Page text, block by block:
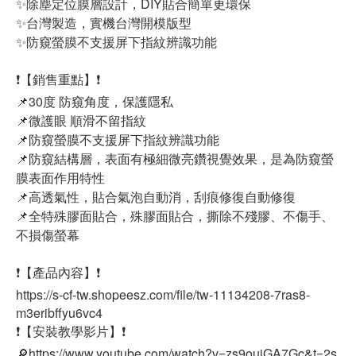
✨台灣製造，實機台灣開模版型
✨防窺螢膜不支援屏下指紋辨識功能
❗【銷售重點】❗
📌30度 防窺角度，保護隱私
📌微護眼 順滑不留指紋
📌防窺螢膜不支援屏下指紋辨識功能
📌防窺結構層，表面有極細微亮鑽視覺效果，是為防窺螢
膜表面作用特性
📌高透氣性，貼合氣泡自動消，刮痕修復自動修復
📌全特殊膠面貼合，殊膠面貼合，撕除不殘膠、不傷手、
不損傷螢幕
❗【產品內容】❗
https://s-cf-tw.shopeesz.com/file/tw-11134208-7ras8-
m3eribffyu6vc4
❗【安裝教學影片】❗